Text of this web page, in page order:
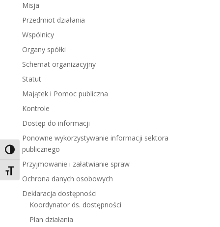
Toggle High Contrast
Toggle Font size
Misja
Przedmiot działania
Wspólnicy
Organy spółki
Schemat organizacyjny
Statut
Majątek i Pomoc publiczna
Kontrole
Dostęp do informacji
Ponowne wykorzystywanie informacji sektora
publicznego
Przyjmowanie i załatwianie spraw
Ochrona danych osobowych
Deklaracja dostępności
Koordynator ds. dostępności
Plan działania